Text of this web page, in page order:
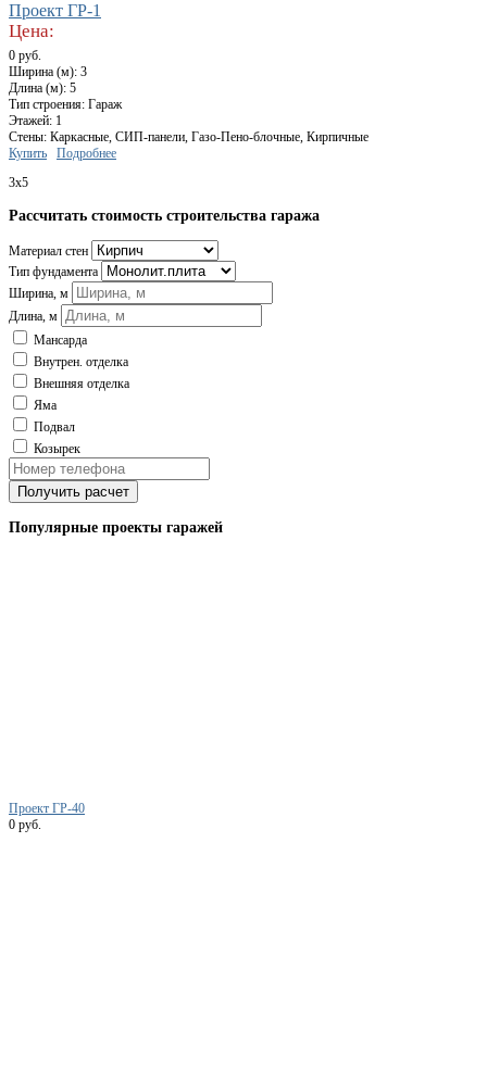
Проект ГР-1
Цена:
0 руб.
Ширина (м): 3
Длина (м): 5
Тип строения: Гараж
Этажей: 1
Стены: Каркасные, СИП-панели, Газо-Пено-блочные, Кирпичные
Купить
Подробнее
3x5
Рассчитать стоимость строительства гаража
Материал стен
Тип фундамента
Ширина, м
Длина, м
Мансарда
Внутрен. отделка
Внешняя отделка
Яма
Подвал
Козырек
Получить расчет
Популярные проекты гаражей
Проект ГР-40
0 руб.